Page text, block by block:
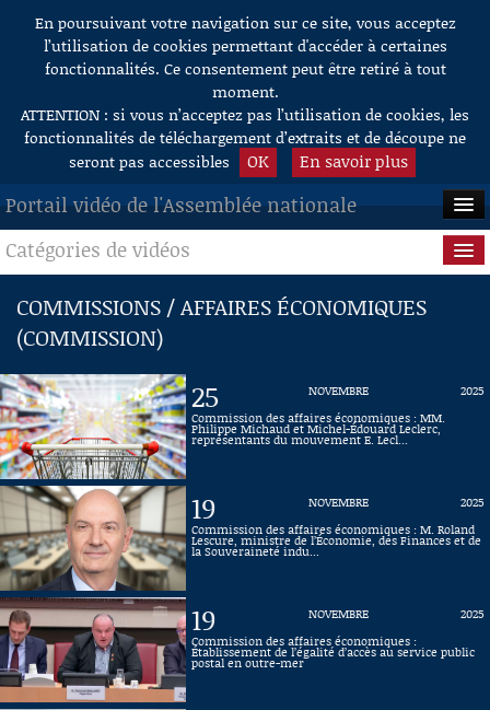
Aller au contenu
En poursuivant votre navigation sur ce site, vous acceptez
l’utilisation de cookies permettant d'accéder à certaines
fonctionnalités. Ce consentement peut être retiré à tout
moment.
ATTENTION : si vous n’acceptez pas l’utilisation de cookies, les
fonctionnalités de téléchargement d’extraits et de découpe ne
seront pas accessibles
OK En savoir plus
Portail vidéo de l'Assemblée nationale
ACCUEIL
EN DIRECT
À LA DEMANDE
RECHERCHE
AIDE À LA DÉCOUPE
DE VIDÉOS
Catégories de vidéos
Séance publique
Questions au Gouvernement
Commissions
Présidence
Connaissance, Histoire
COMMISSIONS / AFFAIRES ÉCONOMIQUES
(COMMISSION)
25 NOVEMBRE
2025
Commission des affaires économiques : MM.
Philippe Michaud et Michel-Édouard Leclerc,
représentants du mouvement E. Lecl...
19 NOVEMBRE
2025
Commission des affaires économiques : M. Roland
Lescure, ministre de l’Économie, des Finances et de
la Souveraineté indu...
19 NOVEMBRE
2025
Commission des affaires économiques :
Établissement de l’égalité d’accès au service public
postal en outre-mer